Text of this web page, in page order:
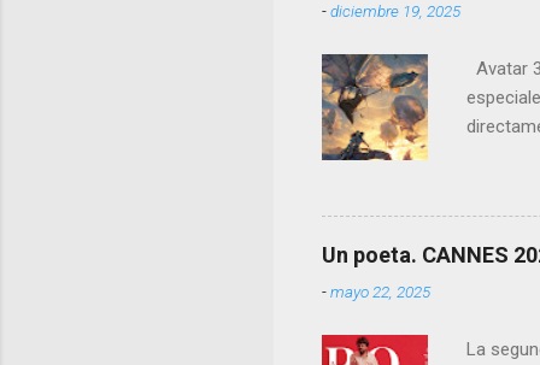
-diciembre 19, 2025
Avatar
Un poeta. CANNES
-mayo 22, 2025
La